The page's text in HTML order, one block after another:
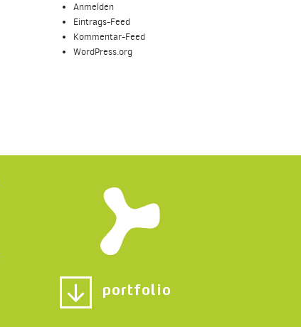
Anmelden
Eintrags-Feed
Kommentar-Feed
WordPress.org
portfolio